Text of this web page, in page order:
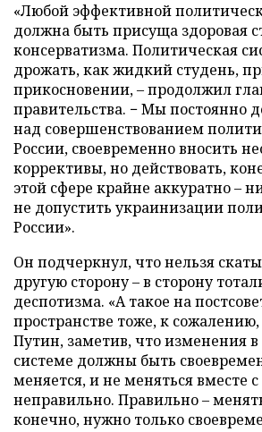
«Любой эффективной
должна быть присуща здоровая
консерватизма. Политическая
дрожать, как жидкий студень,
прикосновении, – продолжил
правительства. − Мы постоянно
над совершенствованием
России, своевременно вносить
коррективы, но действовать,
этой сфере крайне аккуратно –
не допустить украинизации
России».
Он подчеркнул, что нельзя
другую сторону – в сторону
деспотизма. «А такое на
пространстве тоже, к сожалению,
Путин, заметив, что изменения
системе должны быть
меняется, и не меняться вместе
неправильно. Правильно –
конечно, нужно только